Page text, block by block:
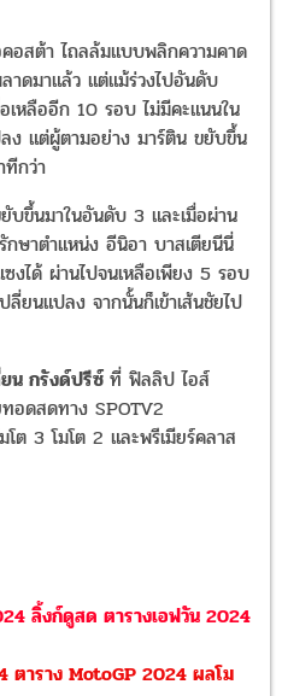
อสต้า ไถลล้มแบบพลิกความคาด
าดมาแล้ว แต่แม้ร่วงไปอันดับ
เหลืออีก 10 รอบ ไม่มีคะแนนใน
ง แต่ผู้ตามอย่าง มาร์ติน ขยับขึ้น
ทีกว่า
บขึ้นมาในอันดับ 3 และเมื่อผ่าน
กษาตำแหน่ง อีนิอา บาสเตียนีนี่
งได้ ผ่านไปจนเหลือเพียง 5 รอบ
ยนแปลง จากนั้นก็เข้าเส้นชัยไป
นกรังด์ปรีซ์ ที่ ฟิลลิป ไอส์
อดสดทาง SPOTV2
โต 3โมโต 2 และพรีเมียร์คลาส
ลิ้งก์ดูสด ตารางเอฟวัน 2024
ตาราง MotoGP 2024 ผลโม